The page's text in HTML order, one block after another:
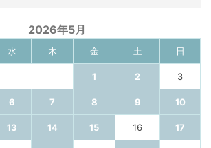
2026年5月
水 木 金 土 日
1 2 3
6 7 8 9 10
13 14 15 16 17